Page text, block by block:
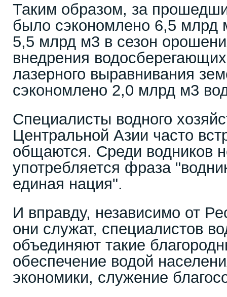
Таким образом, за
было сэкономлено 6,5 млрд
5,5 млрд м3 в сезон
внедрения
лазерного выравнивания
сэкономлено 2,0 млрд м3
Специалисты водного
Центральной Азии часто
общаются. Среди водников
употребляется фраза
единая нация".
И вправду, независимо от
они служат, специалистов
объединяют такие
обеспечение водой
экономики, служение